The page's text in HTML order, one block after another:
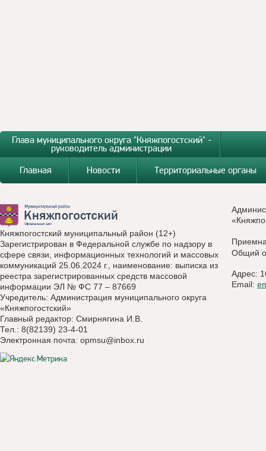
Глава муниципального округа "Княжпогостский" -
руководитель администрации
Главная
Новости Территориальные органы
Княжпогостский муниципальный район (12+)
Зарегистрирован в Федеральной службе по надзору в
сфере связи, информационных технологий и массовых
коммуникаций 25.06.2024 г., наименование: выписка из
реестра зарегистрированных средств массовой
информации ЭЛ № ФС 77 – 87669
Учредитель: Администрация муниципального округа
«Княжпогостский»
Главный редактор: Смирнягина И.В.
Тел.: 8(82139) 23-4-01
Электронная почта: opmsu@inbox.ru
Общий
Адрес:
Email: